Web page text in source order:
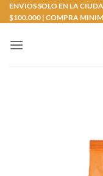
Saltar
al
ENVIOS SOLO EN LA
$100.000 | COMPRA